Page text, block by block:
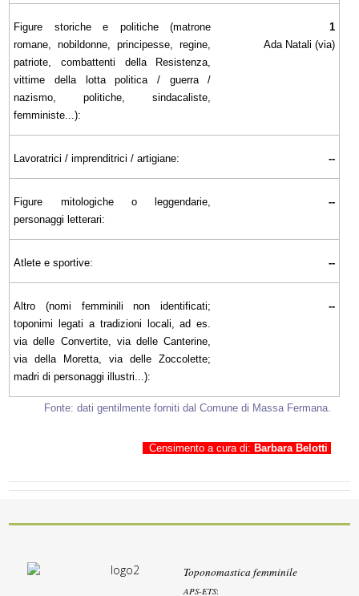
Figure storiche e politiche (matrone
romane, nobildonne, principesse, regine,
patriote, combattenti della Resistenza,
vittime della lotta politica / guerra /
nazismo, politiche, sindacaliste,
femministe...):
1
Ada Natali (via)
Lavoratrici / imprenditrici / artigiane: --
Figure mitologiche o leggendarie,
personaggi letterari:
--
Atlete e sportive: --
Altro (nomi femminili non identificati;
toponimi legati a tradizioni locali, ad es.
via delle Convertite, via delle Canterine,
via della Moretta, via delle Zoccolette;
madri di personaggi illustri...):
--
Fonte: dati gentilmente forniti dal Comune di Massa Fermana.
Censimento a cura di: Barbara Belotti
Toponomastica femminile
APS-ETS: